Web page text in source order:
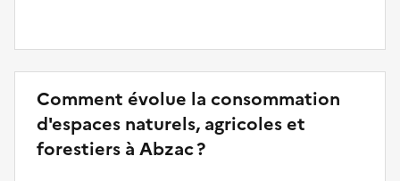
Comment évolue la consommation
d'espaces naturels, agricoles et
forestiers à Abzac ?